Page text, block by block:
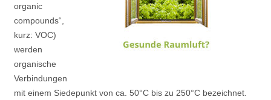
organic
compounds“,
kurz: VOC)
werden
organische
Verbindungen
mit einem Siedepunkt von ca. 50°C bis zu 250°C bezeichnet.